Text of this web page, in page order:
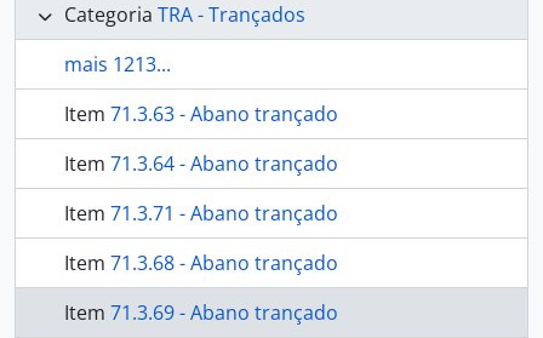
Categoria TRA - Trançados
mais 1213...
Item 71.3.63 - Abano trançado
Item 71.3.64 - Abano trançado
Item 71.3.71 - Abano trançado
Item 71.3.68 - Abano trançado
Item 71.3.69 - Abano trançado